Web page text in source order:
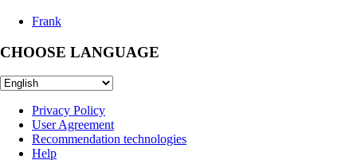
Frank
CHOOSE LANGUAGE
Privacy Policy
User Agreement
Recommendation technologies
Help